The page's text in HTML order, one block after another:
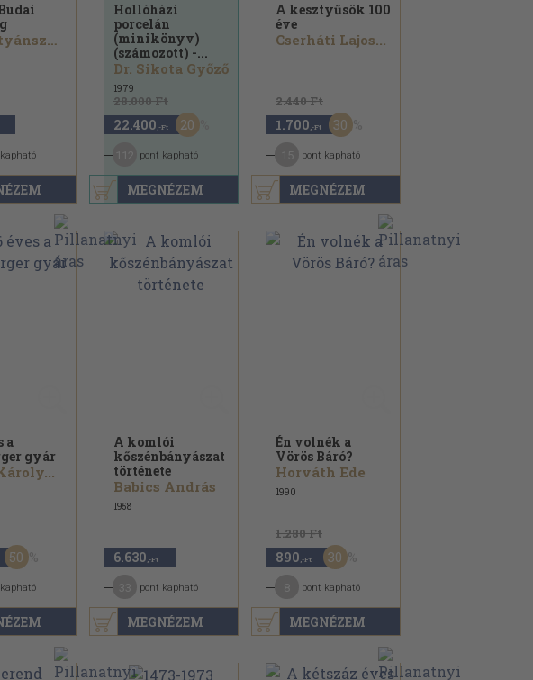
P. Brestyánszky Ilona
MEGNÉZEM
Hollóházi
porcelán
(minikönyv)
(számozott) -...
Dr. Sikota Győző
1979
28.000 Ft
22.400 ,-Ft 20
pont kapható
MEGNÉZEM
A kesztyűsök 100
éve
Cserháti Lajos...
2.440 Ft
1.700 ,-Ft 30
pont kapható
a
gyár
50
MEGNÉZEM
A komlói
kőszénbányászat
története
Babics András
1958
6.630 ,-Ft
pont kapható
MEGNÉZEM
Én volnék a
Vörös Báró?
Horváth Ede
1990
1.280 Ft
890 ,-Ft 30
pont kapható